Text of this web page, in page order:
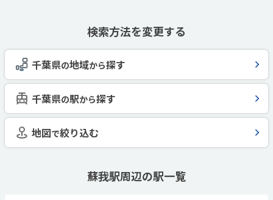
検索方法を変更する
千葉県の地域から探す
千葉県の駅から探す
地図で絞り込む
蘇我駅周辺の駅一覧